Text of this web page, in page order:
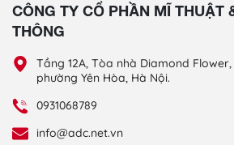
CÔNG TY CỔ PHẦN MĨ THUẬT
THÔNG
Tầng 12A, Tòa nhà Diamond
phường Yên Hòa, Hà Nội.
0931068789
info@adc.net.vn